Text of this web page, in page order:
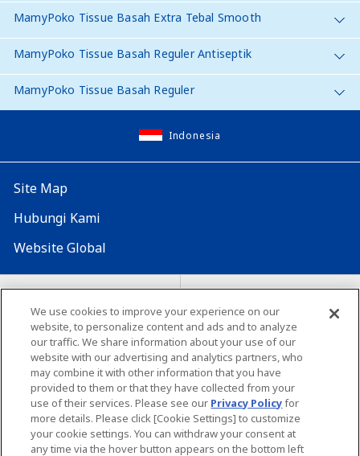
MamyPoko Tissue Basah Extra Tebal Smooth
MamyPoko Tissue Basah Reguler Antiseptik
MamyPoko Tissue Basah Reguler
Indonesia
Site Map
Hubungi Kami
Website Global
Map Situs Lokasi seluruh dunia
Tentang penggunaan situs ini Lingkungan yang dianjurkan
Copyright© Unicharm Corporation
We use cookies to improve your experience on our
website, to personalize content and ads and to analyze
our traffic. We share information about your use of our
website with our advertising and analytics partners, who
may combine it with other information that you have
provided to them or that they have collected from your
use of their services. Please see our Privacy Policyfor
more details. Please click [Cookie Settings] to customize
your cookie settings. You can withdraw your consent at
any time via the hover button appears on the bottom left